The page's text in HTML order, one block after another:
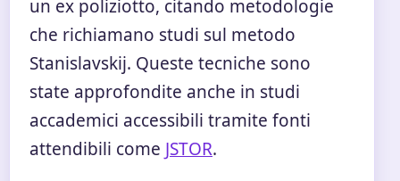
un ex poliziotto, citando metodologie
che richiamano studi sul metodo
Stanislavskij. Queste tecniche sono
state approfondite anche in studi
accademici accessibili tramite fonti
attendibili come JSTOR.